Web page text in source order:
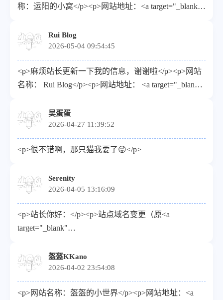
描述：记录日常，分享干货</p><p>RSS：<a
href="https://qiyec.site/rss.xml">https://qiyec.site/rss.xml</a>
</p>
称：运阳的小窝</p><p>网站地址：<a target="_blank"
头像地址（请使用HTTPS链接）：<a target="_blank"
href="https://avatars.githubusercontent.com/u/132762661?
v=4">https://avatars.githubusercontent.com/u/132762661?
v=4</a></p><p>描述：人生苦短，我用python</p>
<p>RSS：<a target="_blank"
</p>
Rui Blog
2026-05-04 09:54:45
<p>麻烦站长更新一下我的信息，谢谢啦</p><p>网站
名称： Rui Blog</p><p>网站地址： <a target="_blank"
</p><p>描述： 不积跬步，无以至千里</p><p>Logo：
<a target="_blank"
href="https://www.ruiblog.top/avatar/avatar.webp">https://
</p>
吴蛋蛋
2026-04-27 11:39:52
<p>很不错啊，那只猫我要了😜</p>
Serenity
2026-04-05 13:16:09
<p>站长你好：</p><p>站点域名变更（原<a
target="_blank"
</a></p><p>名称：Serenity</p><p>地址：<a
target="_blank"
href="https://www.aobp.cn/">https://www.aobp.cn/</a>
</p><p>介绍：热爱可抵岁月漫长</p><p>头像：<a
盔盔KKano
2026-04-02 23:54:08
<p>网站名称：盔盔的小世界</p><p>网站地址：<a